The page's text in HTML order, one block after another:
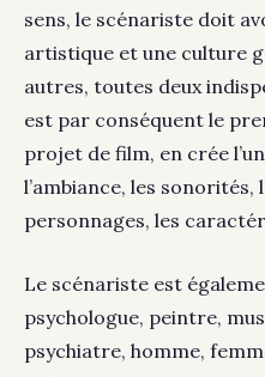
sens, le scénariste doit
artistique et une culture
autres, toutes deux
est par conséquent le
projet de film, en crée
l’ambiance, les sonorités,
personnages, les
Le scénariste est
psychologue, peintre,
psychiatre, homme,